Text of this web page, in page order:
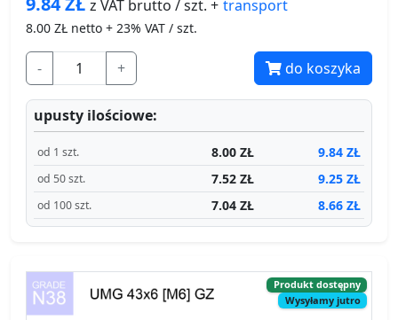
z VAT brutto / szt. + transport
8.00 ZŁ netto + 23% VAT / szt.
- + do koszyka
upusty ilościowe:
od 1 szt. 8.00 ZŁ 9.84 ZŁ
od 50 szt. 7.52 ZŁ 9.25 ZŁ
od 100 szt. 7.04 ZŁ 8.66 ZŁ
Produkt dostępny
Wysyłamy jutro